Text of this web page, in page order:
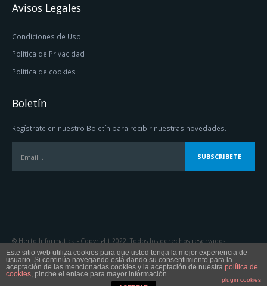
Avisos Legales
Condiciones de Uso
Politica de Privacidad
Politica de cookies
Boletín
Regístrate en nuestro Boletín para recibir nuestras novedades.
© Herto Informatica - Copyright 2022. Todos los derechos reservados.
Este sitio web utiliza cookies para que usted tenga la mejor experiencia de
usuario. Si continúa navegando está dando su consentimiento para la
aceptación de las mencionadas cookies y la aceptación de nuestra política de
cookies, pinche el enlace para mayor información.
plugin cookies